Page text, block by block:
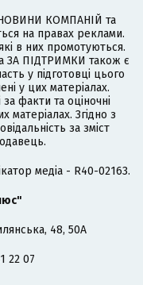
НОВИНИ КОМПАНІЙ та
на правах реклами.
в них промотуються.
ЗА ПІДТРИМКИ також є
у підготовці цього
у цих матеріалах.
факти та оціночні
Згідно з
за зміст
медіа - R40-02163.
48, 50А
22 07